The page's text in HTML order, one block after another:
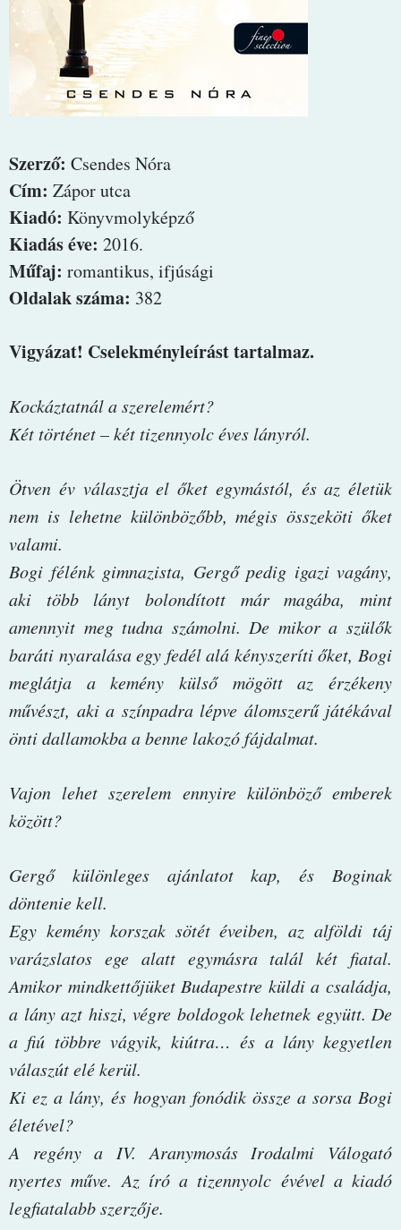
Szerző: Csendes Nóra
Cím: Zápor utca
Kiadó: Könyvmolyképző
Kiadás éve: 2016.
Műfaj: romantikus, ifjúsági
Oldalak száma: 382
Vigyázat! Cselekményleírást tartalmaz.
Kockáztatnál ​a szerelemért?
Két történet – két tizennyolc éves lányról.
Ötven év választja el őket egymástól, és az életük
nem is lehetne különbözőbb, mégis összeköti őket
valami.
Bogi félénk gimnazista, Gergő pedig igazi vagány,
aki több lányt bolondított már magába, mint
amennyit meg tudna számolni. De mikor a szülők
baráti nyaralása egy fedél alá kényszeríti őket, Bogi
meglátja a kemény külső mögött az érzékeny
művészt, aki a színpadra lépve álomszerű játékával
önti dallamokba a benne lakozó fájdalmat.
Vajon lehet szerelem ennyire különböző emberek
között?
Gergő különleges ajánlatot kap, és Boginak
döntenie kell.
Egy kemény korszak sötét éveiben, az alföldi táj
varázslatos ege alatt egymásra talál két fiatal.
Amikor mindkettőjüket Budapestre küldi a családja,
a lány azt hiszi, végre boldogok lehetnek együtt. De
a fiú többre vágyik, kiútra… és a lány kegyetlen
válaszút elé kerül.
Ki ez a lány, és hogyan fonódik össze a sorsa Bogi
életével?
A regény a IV. Aranymosás Irodalmi Válogató
nyertes műve. Az író a tizennyolc évével a kiadó
legfiatalabb szerzője.